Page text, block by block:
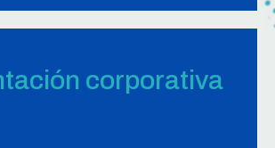
corporativa